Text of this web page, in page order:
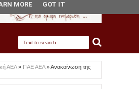
ΑΕΛ» ΠΑΕ ΑΕΛ»Ανακοίνωση της
MORE GOT IT